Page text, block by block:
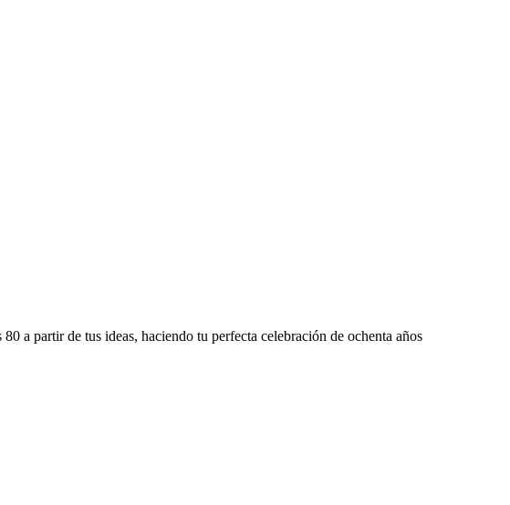
a partir de tus ideas, haciendo tu perfecta celebración de ochenta años